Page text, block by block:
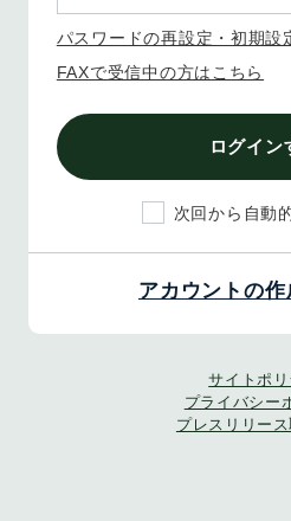
パスワードの再設定・初期設
FAXで受信中の方はこちら
ログイン
次回から自動
アカウントの作
サイトポリ
プライバシー
プレスリリー